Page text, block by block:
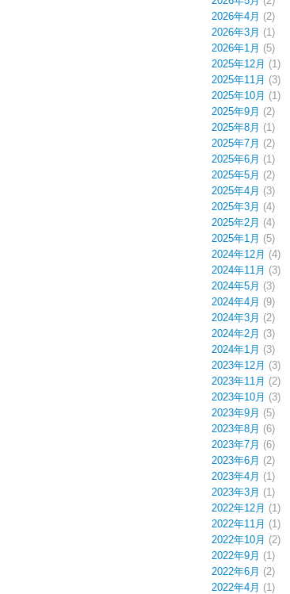
2026年4月 (2)
2026年3月 (1)
2026年1月 (5)
2025年12月 (1)
2025年11月 (3)
2025年10月 (1)
2025年9月 (2)
2025年8月 (1)
2025年7月 (2)
2025年6月 (1)
2025年5月 (2)
2025年4月 (3)
2025年3月 (4)
2025年2月 (4)
2025年1月 (5)
2024年12月 (4)
2024年11月 (3)
2024年5月 (3)
2024年4月 (9)
2024年3月 (2)
2024年2月 (3)
2024年1月 (3)
2023年12月 (3)
2023年11月 (2)
2023年10月 (3)
2023年9月 (5)
2023年8月 (6)
2023年7月 (6)
2023年6月 (2)
2023年4月 (1)
2023年3月 (1)
2022年12月 (1)
2022年11月 (1)
2022年10月 (2)
2022年9月 (1)
2022年6月 (2)
2022年4月 (1)